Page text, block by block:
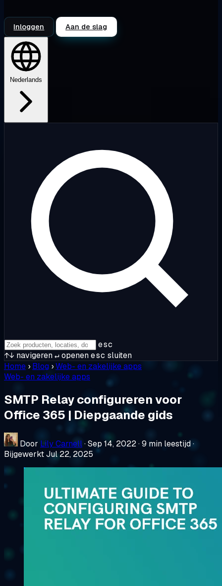
Inloggen Aan de slag
Nederlands
esc
↑↓ navigeren↵openenesc sluiten
Home › Blog ›Web- en zakelijke apps
Web- en zakelijke apps
SMTP Relay configureren voor
Office 365 | Diepgaande gids
Door Lily Carnell·Sep 14, 2022·9 min leestijd·
Bijgewerkt Jul 22, 2025